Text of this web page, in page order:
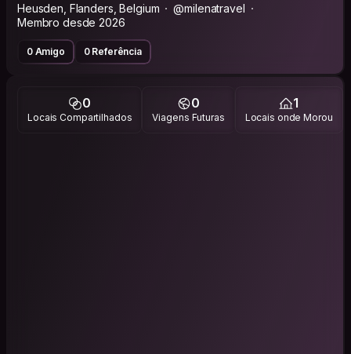
Heusden, Flanders, Belgium
@milenatravel
Membro desde 2026
0 Amigo 0 Referência
0
Locais Compartilhados
0
Viagens Futuras
1
Locais onde Morou